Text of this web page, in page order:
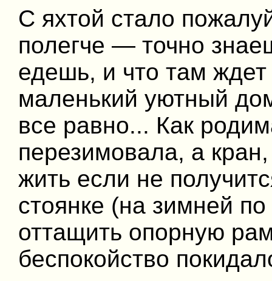
С яхтой стало
полегче — точно
едешь, и что там ждет
маленький уютный
все равно... Как
перезимовала, а кран,
жить если не
стоянке (на зимней
оттащить опорную
беспокойство